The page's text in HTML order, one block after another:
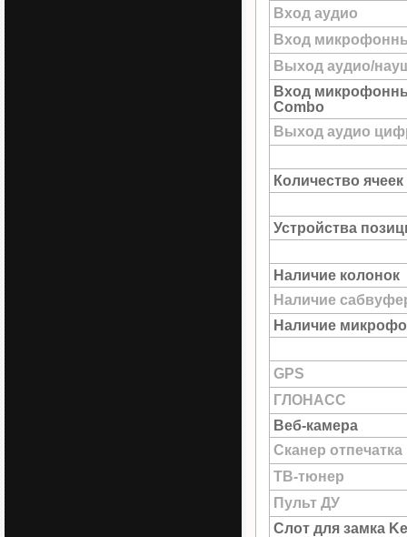
Вход аудио
Вход
Выход аудио/
Вход
Combo
Выход аудио
Количество
Устройства
Наличие колонок
Наличие
Наличие
GPS
ГЛОНАСС
Веб-камера
Сканер
ТВ-тюнер
Пульт ДУ
Слот для замка